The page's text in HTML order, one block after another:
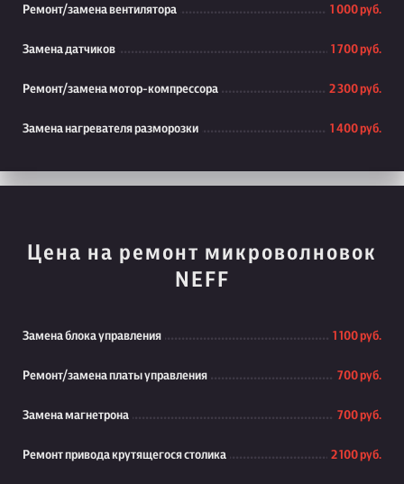
Ремонт/замена вентилятора 1 000 руб.
Замена датчиков 1 700 руб.
Ремонт/замена мотор-компрессора 2 300 руб.
Замена нагревателя разморозки 1 400 руб.
Цена на ремонт микроволновок
NEFF
Замена блока управления 1 100 руб.
Ремонт/замена платы управления 700 руб.
Замена магнетрона 700 руб.
Ремонт привода крутящегося столика 2 100 руб.